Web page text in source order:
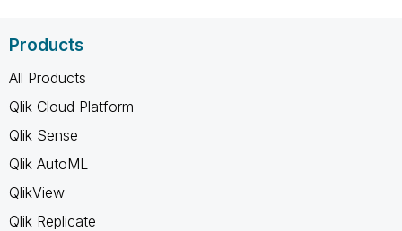
Products
All Products
Qlik Cloud Platform
Qlik Sense
Qlik AutoML
QlikView
Qlik Replicate